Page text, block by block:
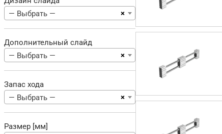
×
— Выбрать —
Дополнительный слайд
×
— Выбрать —
Запас хода
×
— Выбрать —
Размер [мм]